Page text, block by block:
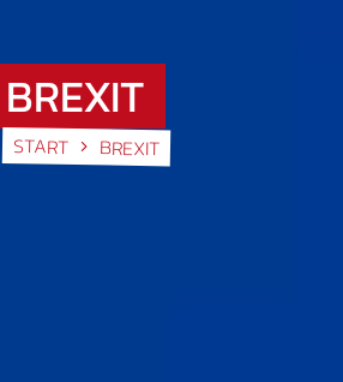
BREXIT
START BREXIT